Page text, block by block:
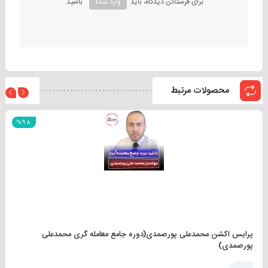
علیرضا کالجی فارکس
را از صفر تا صد آموزش می دهد ؟
بهترین روش سرمایه گذاری در بازارهای مالی دنیا که با
متخصص تبدیل می شوید.
محصولات مرتبط
%98
پرایس اکشن محمدعلی پورصمدی(دوره جامع معامله گری محمدعلی
پورصمدی)